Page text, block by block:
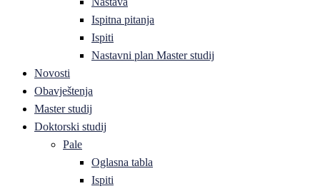
Ispitna pitanja
Ispiti
Nastavni plan Master studij
Novosti
Obavještenja
Master studij
Doktorski studij
Pale
Oglasna tabla
Ispiti